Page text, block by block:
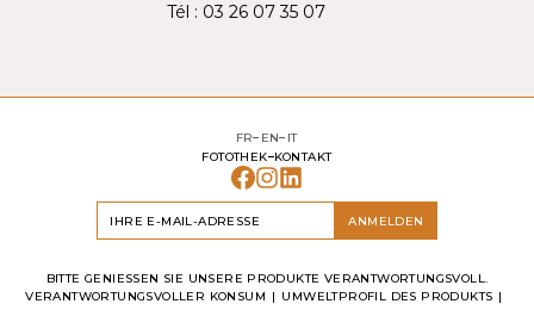
Tél : 03 26 07 35 07
ANMELDEN
FOTOTHEK KONTAKT
FR EN IT
BITTE GENIESSEN SIE UNSERE PRODUKTE VERANTWORTUNGSVOLL.
VERANTWORTUNGSVOLLER KONSUM
UMWELTPROFIL DES PRODUKTS